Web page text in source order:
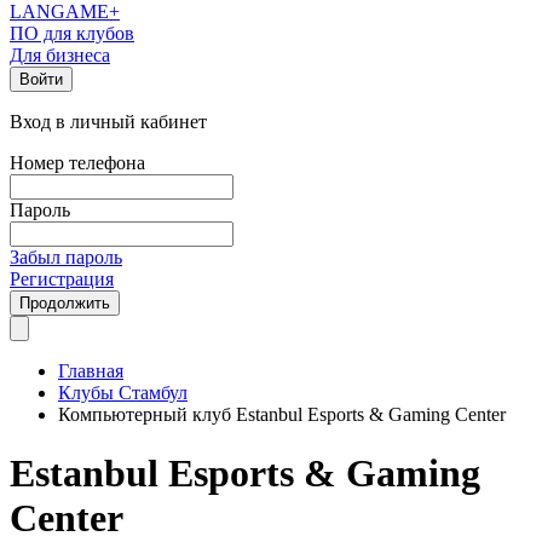
LANGAME+
ПО для клубов
Для бизнеса
Войти
Вход в личный кабинет
Номер телефона
Пароль
Забыл пароль
Регистрация
Продолжить
Главная
Клубы Стамбул
Компьютерный клуб Estanbul Esports & Gaming Center
Estanbul Esports & Gaming
Center